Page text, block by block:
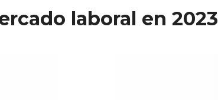
laboral en 2023